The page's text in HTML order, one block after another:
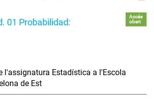
01 Probabilidad:
Accés
obert
l'assignatura Estadística a l'Escola
de Est